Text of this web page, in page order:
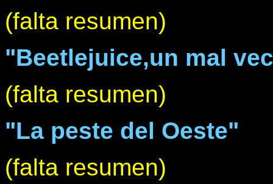
(falta resumen)
"Beetlejuice,un mal
(falta resumen)
"La peste del Oeste"
(falta resumen)